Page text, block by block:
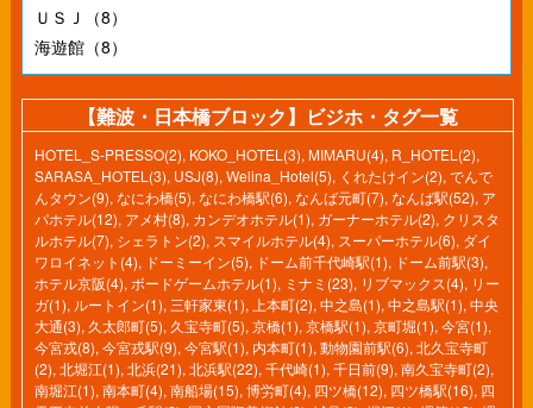
ＵＳＪ（8）
海遊館（8）
【難波・日本橋ブロック】ビジホ・タグ一覧
HOTEL_S-PRESSO(2), KOKO_HOTEL(3), MIMARU(4), R_HOTEL(2),
SARASA_HOTEL(3), USJ(8), Welina_Hotel(5), くれたけイン(2), でんで
んタウン(9), なにわ橋(5), なにわ橋駅(6), なんば元町(7), なんば駅(52), ア
パホテル(12), アメ村(8), カンデオホテル(1), ガーナーホテル(2), クリスタ
ルホテル(7), シェラトン(2), スマイルホテル(4), スーパーホテル(6), ダイ
ワロイネット(4), ドーミーイン(5), ドーム前千代崎駅(1), ドーム前駅(3),
ホテル京阪(4), ボードゲームホテル(1), ミナミ(23), リブマックス(4), リー
ガ(1), ルートイン(1), 三軒家東(1), 上本町(2), 中之島(1), 中之島駅(1), 中央
大通(3), 久太郎町(5), 久宝寺町(5), 京橋(1), 京橋駅(1), 京町堀(1), 今宮(1),
今宮戎(8), 今宮戎駅(9), 今宮駅(1), 内本町(1), 動物園前駅(6), 北久宝寺町
(2), 北堀江(1), 北浜(21), 北浜駅(22), 千代崎(1), 千日前(9), 南久宝寺町(2),
南堀江(1), 南本町(4), 南船場(15), 博労町(4), 四ツ橋(12), 四ツ橋駅(16), 四